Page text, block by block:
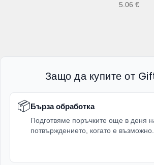
5.06 €
Защо да купите от
📦Бърза обработка
Подготвяме поръчките още в деня
потвърждението, когато е възможно.